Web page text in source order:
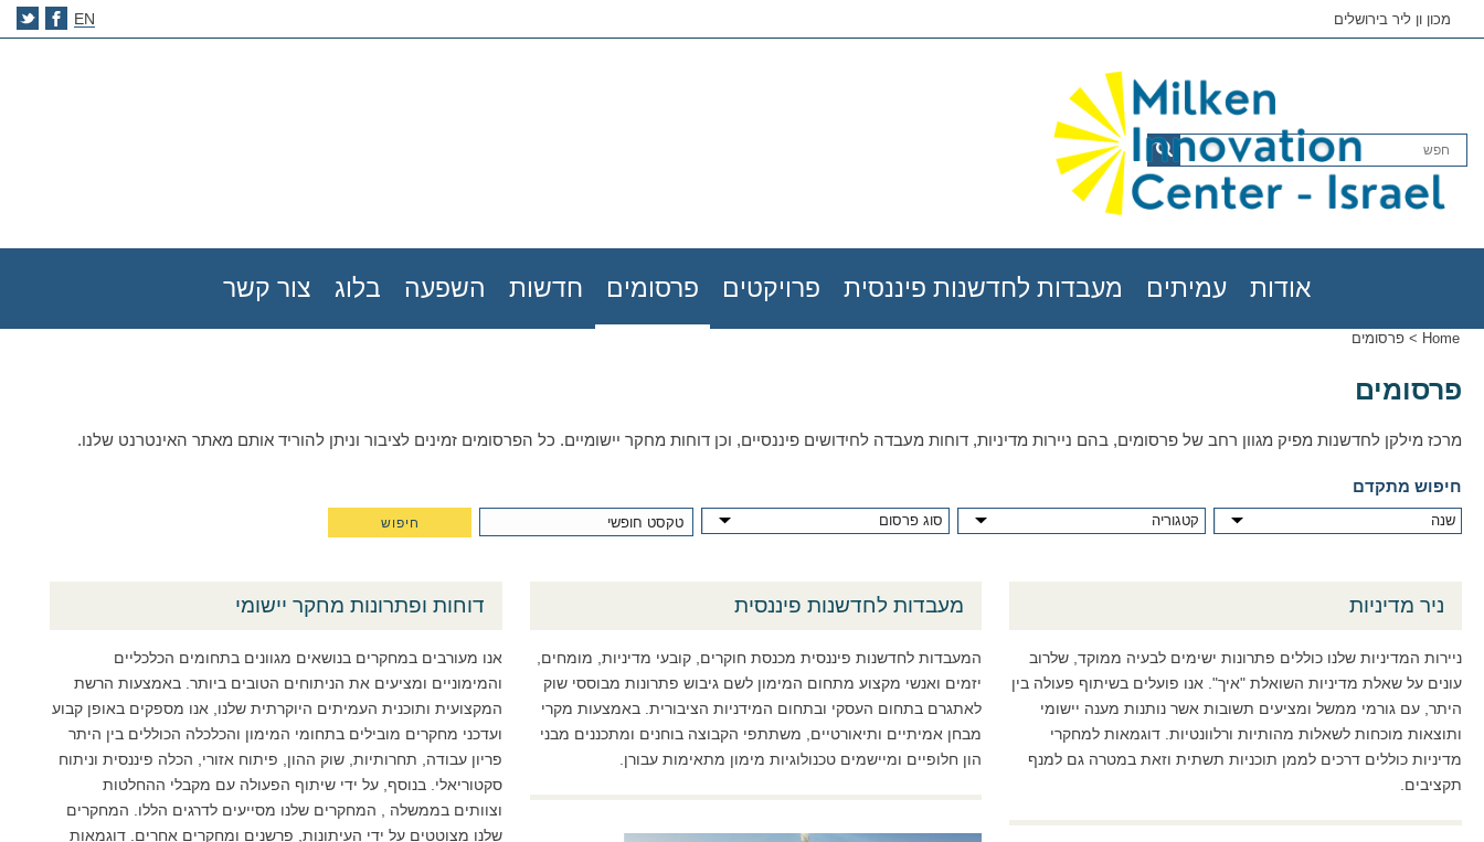
מכון ון ליר בירושלים EN
אודות עמיתים מעבדות לחדשנות פיננסית פרויקטים פרסומים חדשות השפעה בלוג צור קשר
Home
> פרסומים
פרסומים
מרכז מילקן לחדשנות מפיק מגוון רחב של פרסומים, בהם ניירות מדיניות, דוחות מעבדה לחידושים פיננסיים, וכן דוחות מחקר יישומיים. כל הפרסומים זמינים לציבור וניתן להוריד אותם מאתר האינטרנט שלנו.
חיפוש מתקדם
ניר מדיניות
ניירות המדיניות שלנו כוללים פתרונות ישימים לבעיה ממוקד, שלרוב
עונים על שאלת מדיניות השואלת "איך". אנו פועלים בשיתוף פעולה בין
היתר, עם גורמי ממשל ומציעים תשובות אשר נותנות מענה יישומי
ותוצאות מוכחות לשאלות מהותיות ורלוונטיות. דוגמאות למחקרי
מדיניות כוללים דרכים לממן תוכניות תשתית וזאת במטרה גם למנף
תקציבים.
מעבדות לחדשנות פיננסית
המעבדות לחדשנות פיננסית מכנסת חוקרים, קובעי מדיניות, מומחים,
יזמים ואנשי מקצוע מתחום המימון לשם גיבוש פתרונות מבוססי שוק
לאתגרם בתחום העסקי ובתחום המידניות הציבורית. באמצעות מקרי
מבחן אמיתיים ותיאורטיים, משתתפי הקבוצה בוחנים ומתכננים מבני
הון חלופיים ומיישמים טכנולוגיות מימון מתאימות עבורן.
דוחות ופתרונות מחקר יישומי
אנו מעורבים במחקרים בנושאים מגוונים בתחומים הכלכליים
והמימוניים ומציעים את הניתוחים הטובים ביותר. באמצעות הרשת
המקצועית ותוכנית העמיתים היוקרתית שלנו, אנו מספקים באופן קבוע
ועדכני מחקרים מובילים בתחומי המימון והכלכלה הכוללים בין היתר
פריון עבודה, תחרותיות, שוק ההון, פיתוח אזורי, הכלה פיננסית וניתוח
סקטוריאלי. בנוסף, על ידי שיתוף הפעולה עם מקבלי ההחלטות
וצוותים בממשלה , המחקרים שלנו מסייעים לדרגים הללו. המחקרים
שלנו מצוטטים על ידי העיתונות, פרשנים ומחקרים אחרים. דוגמאות